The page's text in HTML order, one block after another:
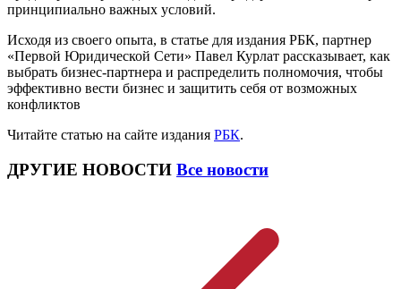
принципиально важных условий.
Исходя из своего опыта, в статье для издания РБК, партнер
«Первой Юридической Сети» Павел Курлат рассказывает, как
выбрать бизнес-партнера и распределить полномочия, чтобы
эффективно вести бизнес и защитить себя от возможных
конфликтов
Читайте статью на сайте издания РБК.
ДРУГИЕ НОВОСТИ Все новости